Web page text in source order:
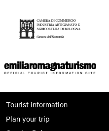
Tourist information
Plan your trip